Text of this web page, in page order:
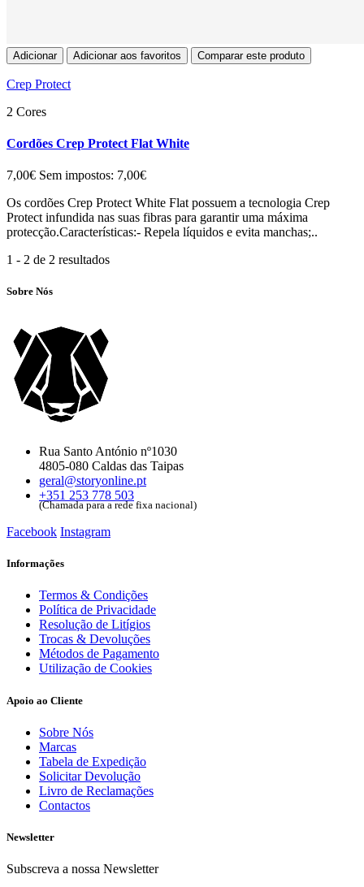
Adicionar Adicionar aos favoritos Comparar este produto
Crep Protect
2 Cores
Cordões Crep Protect Flat White
7,00€ Sem impostos: 7,00€
Os cordões Crep Protect White Flat possuem a tecnologia Crep
Protect infundida nas suas fibras para garantir uma máxima
protecção.Características:- Repela líquidos e evita manchas;..
1 - 2 de 2 resultados
Sobre Nós
Rua Santo António nº1030
4805-080 Caldas das Taipas
geral@storyonline.pt
+351 253 778 503
(Chamada para a rede fixa nacional)
Facebook Instagram
Informações
Termos & Condições
Política de Privacidade
Resolução de Litígios
Trocas & Devoluções
Métodos de Pagamento
Utilização de Cookies
Apoio ao Cliente
Sobre Nós
Marcas
Tabela de Expedição
Solicitar Devolução
Livro de Reclamações
Contactos
Newsletter
Subscreva a nossa Newsletter